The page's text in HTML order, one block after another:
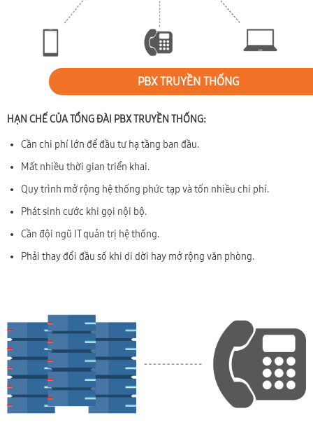
PBX TRUYỀN THỐNG
HẠN CHẾ CỦA TỔNG ĐÀI PBX TRUYỀN THỐNG:
Cần chi phí lớn để đầu tư hạ tầng ban đầu.
Mất nhiều thời gian triển khai.
Quy trình mở rộng hệ thống phức tạp và tốn nhiều chi phí.
Phát sinh cước khi gọi nội bộ.
Cần đội ngũ IT quản trị hệ thống.
Phải thay đổi đầu số khi di dời hay mở rộng văn phòng.